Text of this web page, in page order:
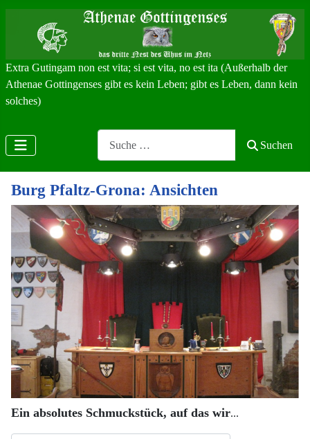
Extra Gutingam non est vita; si est vita, no est ita (Außerhalb der
Athenae Gottingenses gibt es kein Leben; gibt es Leben, dann kein
solches)
Suchen
Burg Pfaltz-Grona: Ansichten
Ein absolutes Schmuckstück, auf das wir...